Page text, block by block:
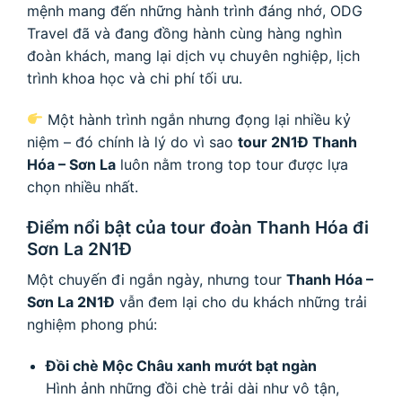
mệnh mang đến những hành trình đáng nhớ, ODG
Travel đã và đang đồng hành cùng hàng nghìn
đoàn khách, mang lại dịch vụ chuyên nghiệp, lịch
trình khoa học và chi phí tối ưu.
Một hành trình ngắn nhưng đọng lại nhiều kỷ
niệm – đó chính là lý do vì sao tour 2N1Đ Thanh
Hóa – Sơn La luôn nằm trong top tour được lựa
chọn nhiều nhất.
Điểm nổi bật của tour đoàn Thanh Hóa đi
Sơn La 2N1Đ
Một chuyến đi ngắn ngày, nhưng tour Thanh Hóa –
Sơn La 2N1Đ vẫn đem lại cho du khách những trải
nghiệm phong phú:
Đồi chè Mộc Châu xanh mướt bạt ngàn
Hình ảnh những đồi chè trải dài như vô tận,